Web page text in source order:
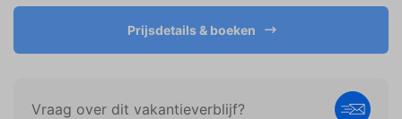
Prijsdetails & boeken
Vraag over dit vakantieverblijf?
weergeven die zijn afgestemd op en relevant zijn
voor de individuele gebruiker. Deze advertenties